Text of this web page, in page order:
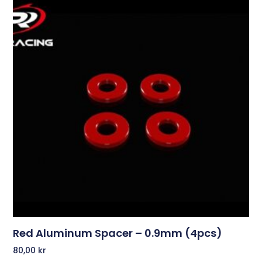
Red Aluminum Spacer – 0.9mm (4pcs)
80,00 kr